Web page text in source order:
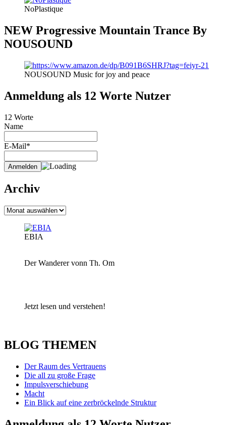
NoPlastique
NEW Progressive Mountain Trance By
NOUSOUND
NOUSOUND Music for joy and peace
Anmeldung als 12 Worte Nutzer
12 Worte
Name
E-Mail*
Archiv
Archiv
EBIA
Der Wanderer vonn Th. Om
Jetzt lesen und verstehen!
BLOG THEMEN
Der Raum des Vertrauens
Die all zu große Frage
Impulsverschiebung
Macht
Ein Blick auf eine zerbröckelnde Struktur